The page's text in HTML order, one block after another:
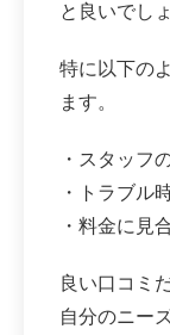
と良いでし
特に以下の
ます。
・スタッフ
・トラブル
・料金に見
良い口コミ
自分のニー